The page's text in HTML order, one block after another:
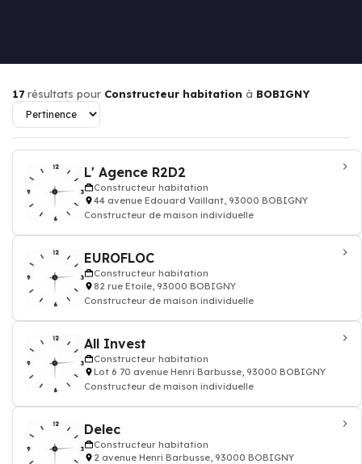
17 résultats pour Constructeur habitation à BOBIGNY
L' Agence R2D2
Constructeur habitation
44 avenue Edouard Vaillant, 93000 BOBIGNY
Constructeur de maison individuelle
EUROFLOC
Constructeur habitation
82 rue Etoile, 93000 BOBIGNY
Constructeur de maison individuelle
All Invest
Constructeur habitation
Lot 6 70 avenue Henri Barbusse, 93000 BOBIGNY
Constructeur de maison individuelle
Delec
Constructeur habitation
2 avenue Henri Barbusse, 93000 BOBIGNY